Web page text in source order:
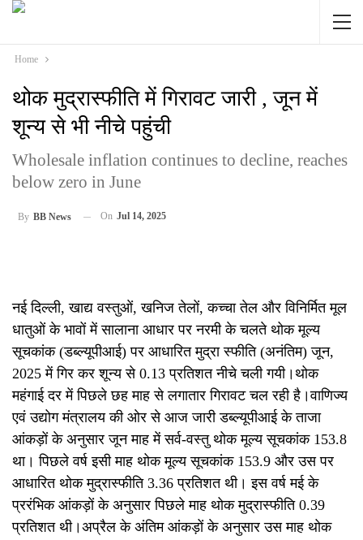
Home
थोक मुद्रास्फीति में गिरावट जारी , जून में
शून्य से भी नीचे पहुंची
Wholesale inflation continues to decline, reaches
below zero in June
By BB News On Jul 14, 2025
नई दिल्ली, खाद्य वस्तुओं, खनिज तेलों, कच्चा तेल और विनिर्मित मूल
धातुओं के भावों में सालाना आधार पर नरमी के चलते थोक मूल्य
सूचकांक (डब्ल्यूपीआई) पर आधारित मुद्रा स्फीति (अनंतिम) जून,
2025 में गिर कर शून्य से 0.13 प्रतिशत नीचे चली गयी।थोक
महंगाई दर में पिछले छह माह से लगातार गिरावट चल रही है।वाणिज्य
एवं उद्योग मंत्रालय की ओर से आज जारी डब्ल्यूपीआई के ताजा
आंकड़ों के अनुसार जून माह में सर्व-वस्तु थोक मूल्य सूचकांक 153.8
था। पिछले वर्ष इसी माह थोक मूल्य सूचकांक 153.9 और उस पर
आधारित थोक मुद्रास्फीति 3.36 प्रतिशत थी। इस वर्ष मई के
प्ररंभिक आंकड़ों के अनुसार पिछले माह थोक मुद्रास्फीति 0.39
प्रतिशत थी।अप्रैल के अंतिम आंकड़ों के अनुसार उस माह थोक